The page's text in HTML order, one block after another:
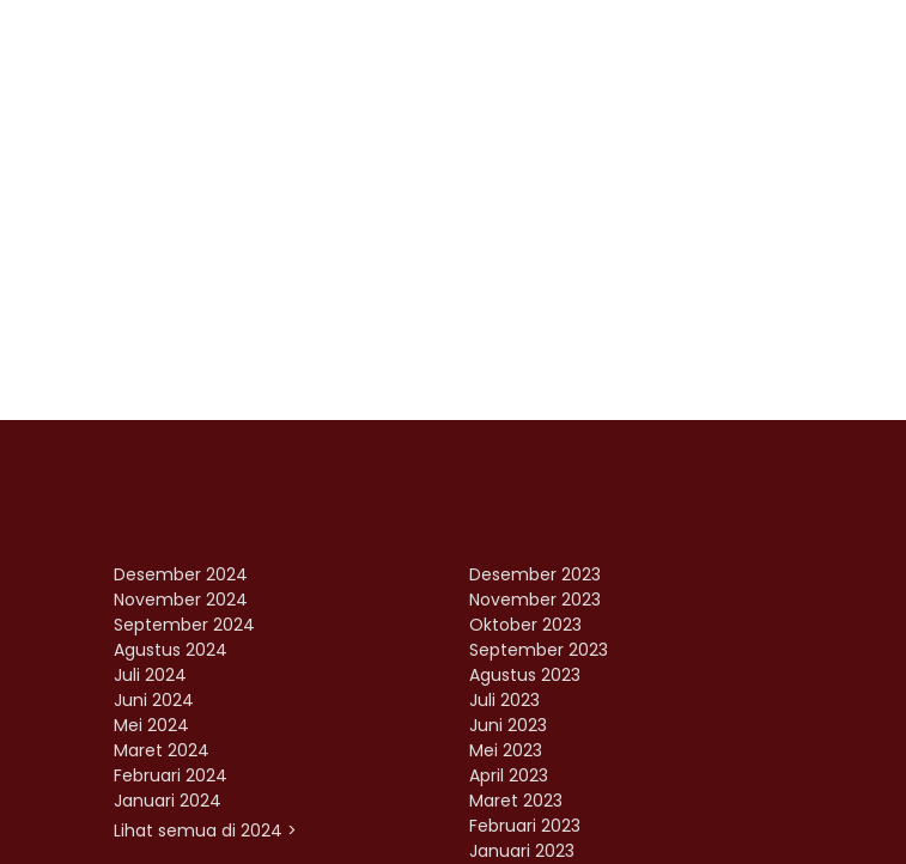
Desember 2024
November 2024
September 2024
Agustus 2024
Juli 2024
Juni 2024
Mei 2024
Maret 2024
Februari 2024
Januari 2024
Lihat semua di 2024 >
Desember 2023
November 2023
Oktober 2023
September 2023
Agustus 2023
Juli 2023
Juni 2023
Mei 2023
April 2023
Maret 2023
Februari 2023
Januari 2023